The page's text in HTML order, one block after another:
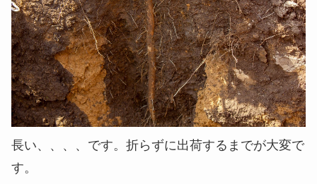
長い、、、、です。折らずに出荷するまでが大変で
す。